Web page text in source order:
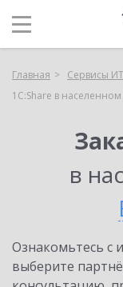
Главная Сервисы
1С:Share в
в
Ознакомьтесь с
выберите